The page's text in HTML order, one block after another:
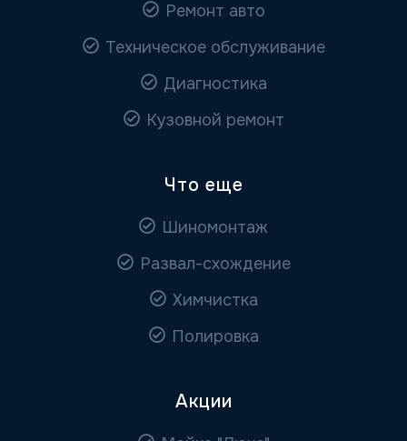
Ремонт авто
Техническое обслуживание
Диагностика
Кузовной ремонт
Что еще
Шиномонтаж
Развал-схождение
Химчистка
Полировка
Акции